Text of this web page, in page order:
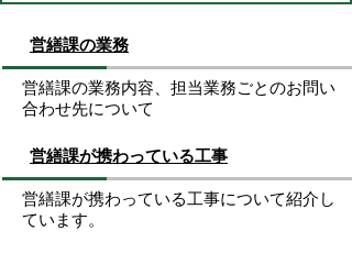
営繕課の業務
営繕課の業務内容、担当業務ごとのお問い
合わせ先について
営繕課が携わっている工事
営繕課が携わっている工事について紹介し
ています。